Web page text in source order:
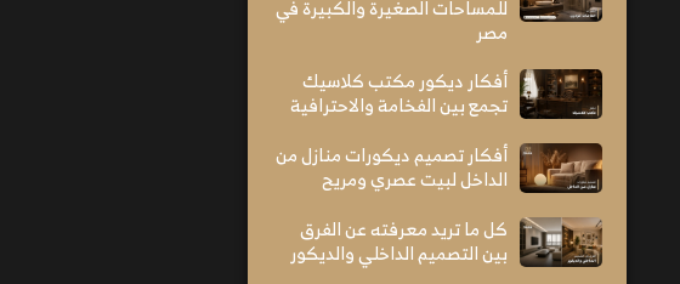
للمساحات الصغيرة والكبيرة في
مصر
أفكار ديكور مكتب كلاسيك
تجمع بين الفخامة والاحترافية
أفكار تصميم ديكورات منازل من
الداخل لبيت عصري ومريح
كل ما تريد معرفته عن الفرق
بين التصميم الداخلي والديكور